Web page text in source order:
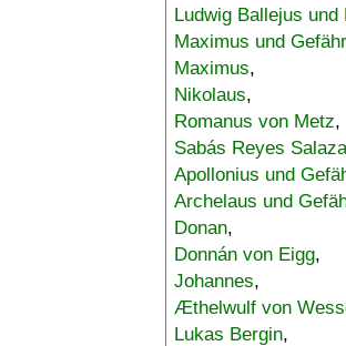
Ludwig Ballejus und
Maximus und
Maximus,
Nikolaus,
Romanus von Metz,
Sabás Reyes
Apollonius und
Archelaus und
Donan,
Donnán von Eigg,
Johannes,
Æthelwulf von
Lukas Bergin,